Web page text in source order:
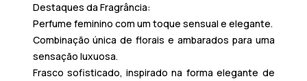
Destaques da Fragrância:
Perfume feminino com um toque sensual e elegante.
Combinação única de florais e ambarados para uma
sensação luxuosa.
Frasco sofisticado, inspirado na forma elegante de